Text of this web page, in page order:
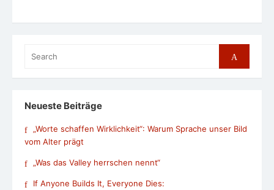
for:
Search
Neueste Beiträge
„Worte schaffen Wirklichkeit“: Warum Sprache unser Bild
vom Alter prägt
„Was das Valley herrschen nennt“
If Anyone Builds It, Everyone Dies: